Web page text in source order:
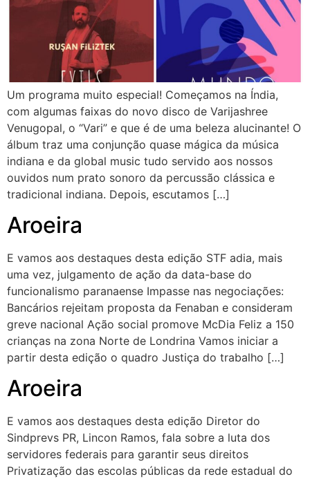
Um programa muito especial! Começamos na Índia,
com algumas faixas do novo disco de Varijashree
Venugopal, o “Vari” e que é de uma beleza alucinante! O
álbum traz uma conjunção quase mágica da música
indiana e da global music tudo servido aos nossos
ouvidos num prato sonoro da percussão clássica e
tradicional indiana. Depois, escutamos […]
Aroeira
E vamos aos destaques desta edição STF adia, mais
uma vez, julgamento de ação da data-base do
funcionalismo paranaense Impasse nas negociações:
Bancários rejeitam proposta da Fenaban e consideram
greve nacional Ação social promove McDia Feliz a 150
crianças na zona Norte de Londrina Vamos iniciar a
partir desta edição o quadro Justiça do trabalho […]
Aroeira
E vamos aos destaques desta edição Diretor do
Sindprevs PR, Lincon Ramos, fala sobre a luta dos
servidores federais para garantir seus direitos
Privatização das escolas públicas da rede estadual do